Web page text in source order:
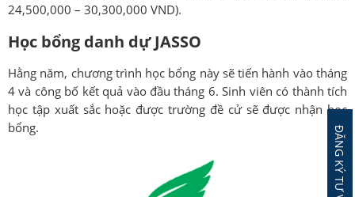
24,500,000 – 30,300,000 VND).
Học bổng danh dự JASSO
Hằng năm, chương trình học bổng này sẽ tiến hành vào tháng
4 và công bố kết quả vào đầu tháng 6. Sinh viên có thành tích
học tập xuất sắc hoặc được trường đề cử sẽ được nhận học
bổng.